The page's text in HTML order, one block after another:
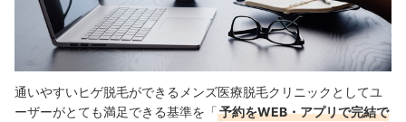
通いやすいヒゲ脱毛ができるメンズ医療脱毛クリニックとしてユ
ーザーがとても満足できる基準を「予約をWEB・アプリで完結で